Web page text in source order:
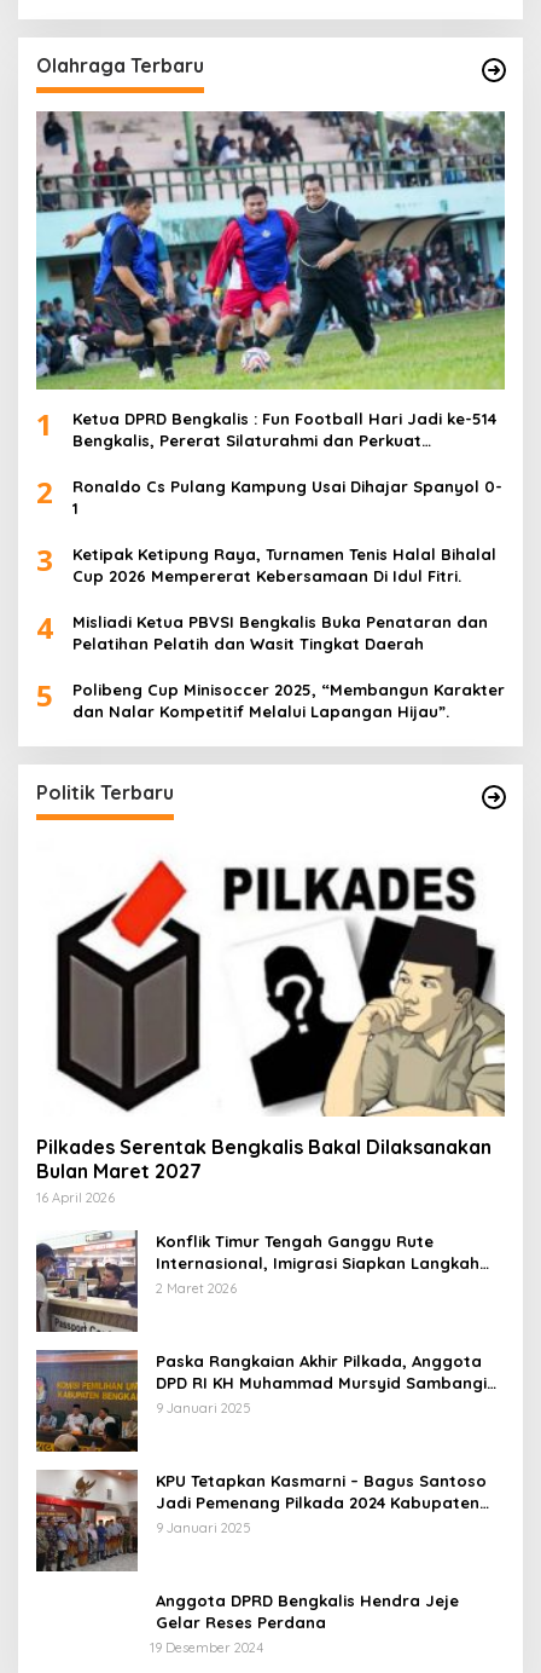
Olahraga Terbaru
1
Ketua DPRD Bengkalis : Fun Football Hari Jadi ke-514
Bengkalis, Pererat Silaturahmi dan Perkuat
2
Ronaldo Cs Pulang Kampung Usai Dihajar Spanyol 0-
1
3
Ketipak Ketipung Raya, Turnamen Tenis Halal Bihalal
Cup 2026 Mempererat Kebersamaan Di Idul Fitri.
4
Misliadi Ketua PBVSI Bengkalis Buka Penataran dan
Pelatihan Pelatih dan Wasit Tingkat Daerah
5
Polibeng Cup Minisoccer 2025, “Membangun Karakter
dan Nalar Kompetitif Melalui Lapangan Hijau”.
Politik Terbaru
Pilkades Serentak Bengkalis Bakal Dilaksanakan
Bulan Maret 2027
16 April 2026
Konflik Timur Tengah Ganggu Rute
Internasional, Imigrasi Siapkan Langkah
Antisipatif
2 Maret 2026
Paska Rangkaian Akhir Pilkada, Anggota
DPD RI KH Muhammad Mursyid Sambangi
KPU Bengkalis
9 Januari 2025
KPU Tetapkan Kasmarni – Bagus Santoso
Jadi Pemenang Pilkada 2024 Kabupaten
Bengkalis
9 Januari 2025
Anggota DPRD Bengkalis Hendra Jeje
Gelar Reses Perdana
19 Desember 2024